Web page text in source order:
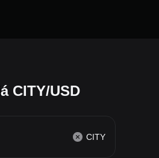
CITY/USD
CITY